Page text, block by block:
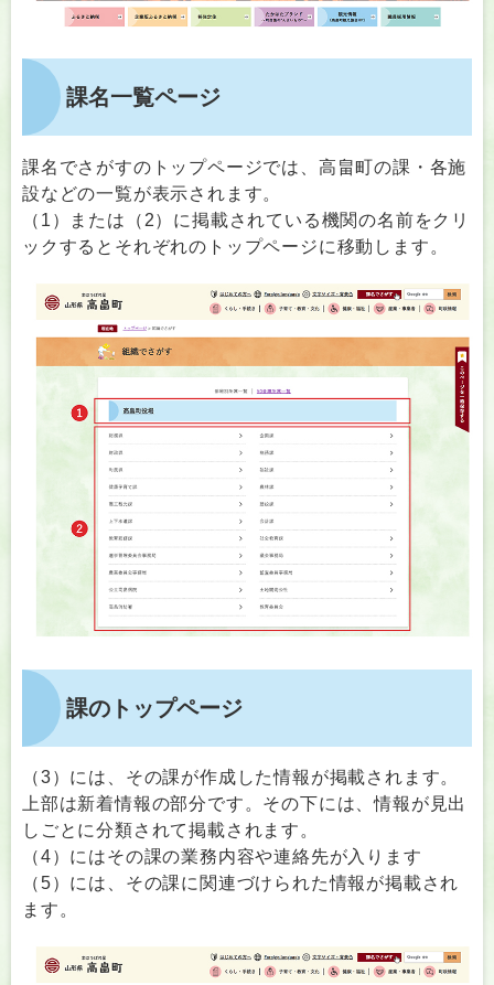
課名一覧ページ
課名でさがすのトップページでは、高畠町の課・各施
設などの一覧が表示されます。
（1）または（2）に掲載されている機関の名前をクリ
ックするとそれぞれのトップページに移動します。
課のトップページ
（3）には、その課が作成した情報が掲載されます。
上部は新着情報の部分です。その下には、情報が見出
しごとに分類されて掲載されます。
（4）にはその課の業務内容や連絡先が入ります
（5）には、その課に関連づけられた情報が掲載され
ます。